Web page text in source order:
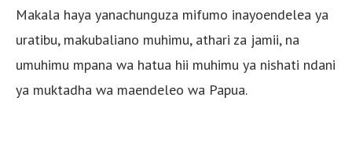
Makala haya yanachunguza mifumo inayoendelea ya
uratibu, makubaliano muhimu, athari za jamii, na
umuhimu mpana wa hatua hii muhimu ya nishati ndani
ya muktadha wa maendeleo wa Papua.